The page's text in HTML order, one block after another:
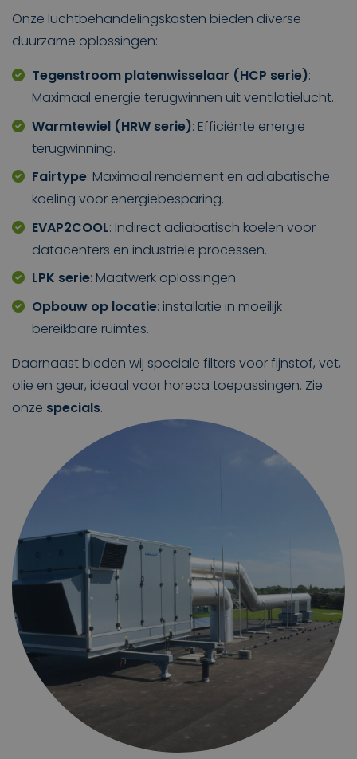
Onze luchtbehandelingskasten bieden diverse
duurzame oplossingen:
Tegenstroom platenwisselaar (HCP serie):
Maximaal energie terugwinnen uit ventilatielucht.
Warmtewiel (HRW serie): Efficiënte energie
terugwinning.
Fairtype: Maximaal rendement en adiabatische
koeling voor energiebesparing.
EVAP2COOL: Indirect adiabatisch koelen voor
datacenters en industriële processen.
LPK serie: Maatwerk oplossingen.
Opbouw op locatie: installatie in moeilijk
bereikbare ruimtes.
Daarnaast bieden wij speciale filters voor fijnstof, vet,
olie en geur, ideaal voor horeca toepassingen. Zie
onze specials.